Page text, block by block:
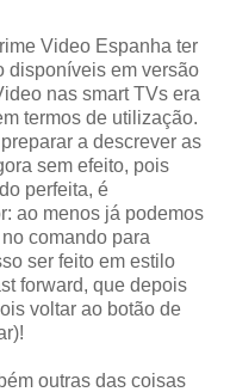
Video Espanha ter
disponíveis em versão
nas smart TVs era
termos de utilização.
a descrever as
sem efeito, pois
perfeita, é
ao menos já podemos
comando para
ser feito em estilo
forward, que depois
voltar ao botão de
outras das coisas